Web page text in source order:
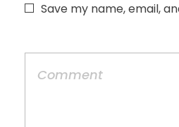
Save my name, email,